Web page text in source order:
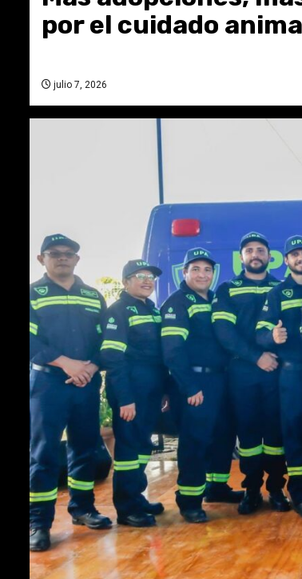
por el cuidado
julio 7, 2026